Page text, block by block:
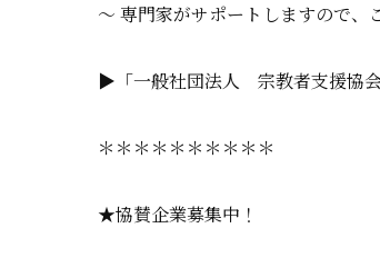
〜 専門家がサポートしますので
▶「一般社団法人 宗教者支援協
＊＊＊＊＊＊＊＊＊＊
★協賛企業募集中！